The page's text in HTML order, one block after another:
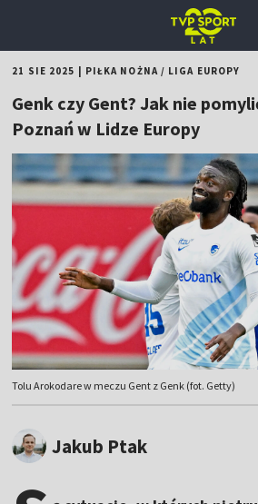
21 SIE 2025 PIŁKA NOŻNA/ LIGA EUROPY
Genk czy Gent? Jak nie
Poznań w Lidze Europy
Tolu Arokodare w meczu Gent z Genk (fot. Getty)
Jakub Ptak